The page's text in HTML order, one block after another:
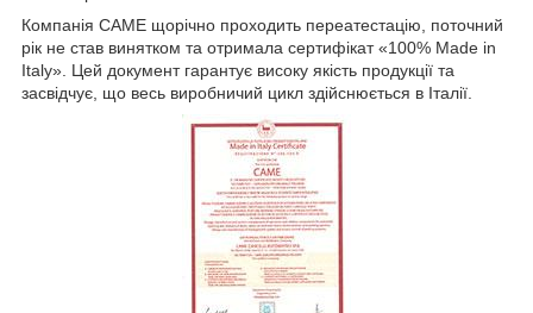
Компанія CAME щорічно проходить переатестацію, поточний
рік не став винятком та отримала сертифікат «100% Made in
Italy». Цей документ гарантує високу якість продукції та
засвідчує, що весь виробничий цикл здійснюється в Італії.